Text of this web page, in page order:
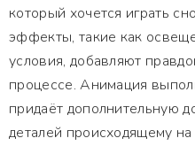
который хочется играть
эффекты, такие как
условия, добавляют
процессе. Анимация
придаёт дополнительную
деталей происходящему